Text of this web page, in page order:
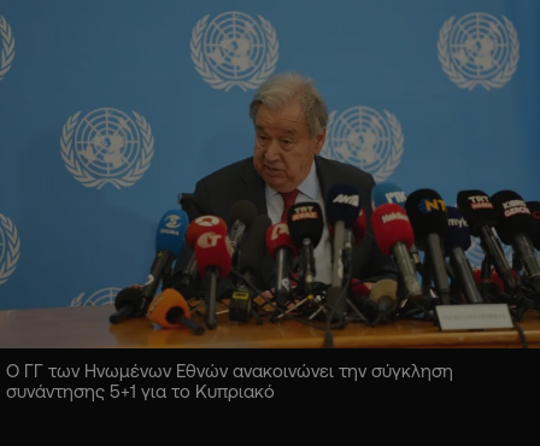
Ο ΓΓ των Ηνωμένων Εθνών ανακοινώνει την σύγκληση
συνάντησης 5+1 για το Κυπριακό